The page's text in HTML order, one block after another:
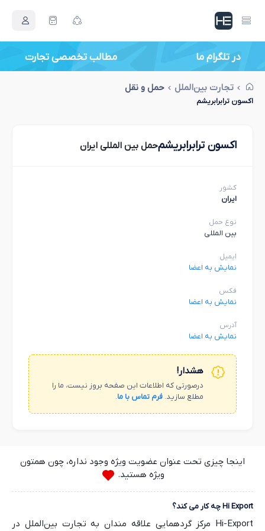
در تلگرام ما مطالب تخصصی تجارت
تجارت بین‌الملل حمل و نقل
اکسون ترابرابریشم
اکسون ترابرابریشمحمل بین المللی ایران
کشور
ایران
نوع حمل
بین المللی
ایمیل
نمایش به اعضا
فکس
نمایش به اعضا
آدرس
نمایش به اعضا
هشدار!
درصورتی که اطلاعات این صفحه بروز نیست، ما را
مطلع سازید. فرم تماس با ما.
اینجا چیزی تحت عنوان عضویت ویژه وجود نداره، چون همتون
ویژه هستید.
Hi Export چه کار می کند؟
Hi-Export مرکز گردهمایی علاقه مندان به تجارت بین‌الملل در